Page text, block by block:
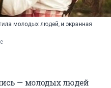
молодых людей, и экранная
— молодых людей